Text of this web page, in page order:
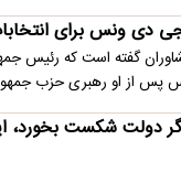
ونس برای انتخابات
گفته است که رئیس
پس از او رهبری حزب
دولت شکست بخورد،